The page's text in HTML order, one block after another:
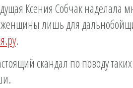
Ксения Собчак наделала
лишь для
.
скандал по поводу